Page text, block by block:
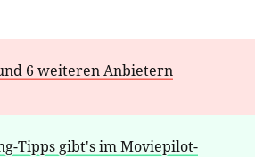
6 weiteren Anbietern
Tipps gibt's im Moviepilot-